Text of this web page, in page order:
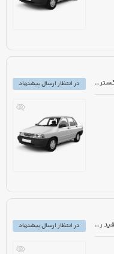
مزایده دولتی خودرو پراید 141 مدل 1387 رنگ خاکستری متالیک
در انتظار ارسال پیشنهاد
مزایده دولتی خودرو دنا پلاس مدل 1397 رنگ سفید روغنی
در انتظار ارسال پیشنهاد